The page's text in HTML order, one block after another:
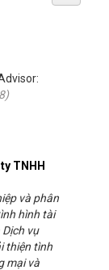
TNHH
)
và phân
hình tài
vụ
thiện tình
mại và